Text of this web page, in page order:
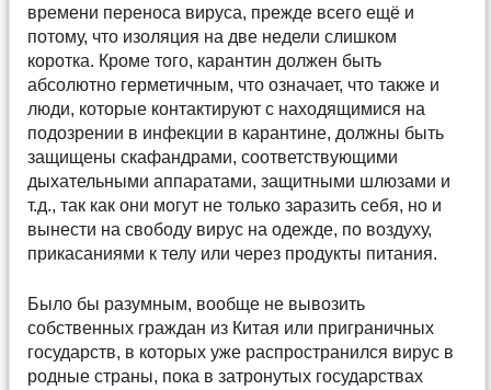
времени переноса вируса, прежде всего ещё и
потому, что изоляция на две недели слишком
коротка. Кроме того, карантин должен быть
абсолютно герметичным, что означает, что также и
люди, которые контактируют с находящимися на
подозрении в инфекции в карантине, должны быть
защищены скафандрами, соответствующими
дыхательными аппаратами, защитными шлюзами и
т.д., так как они могут не только заразить себя, но и
вынести на свободу вирус на одежде, по воздуху,
прикасаниями к телу или через продукты питания.
Было бы разумным, вообще не вывозить
собственных граждан из Китая или приграничных
государств, в которых уже распространился вирус в
родные страны, пока в затронутых государствах